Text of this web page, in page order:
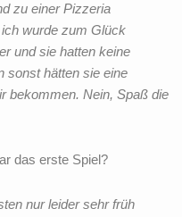
zu einer Pizzeria
wurde zum Glück
und sie hatten keine
sonst hätten sie eine
bekommen. Nein, Spaß die
das erste Spiel?
nur leider sehr früh